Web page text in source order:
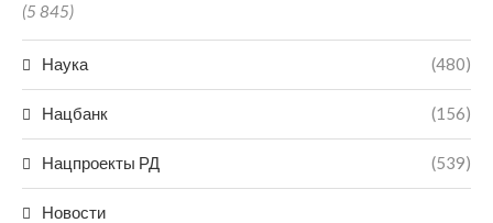
(5 845)
Наука (480)
Нацбанк (156)
Нацпроекты РД (539)
Новости